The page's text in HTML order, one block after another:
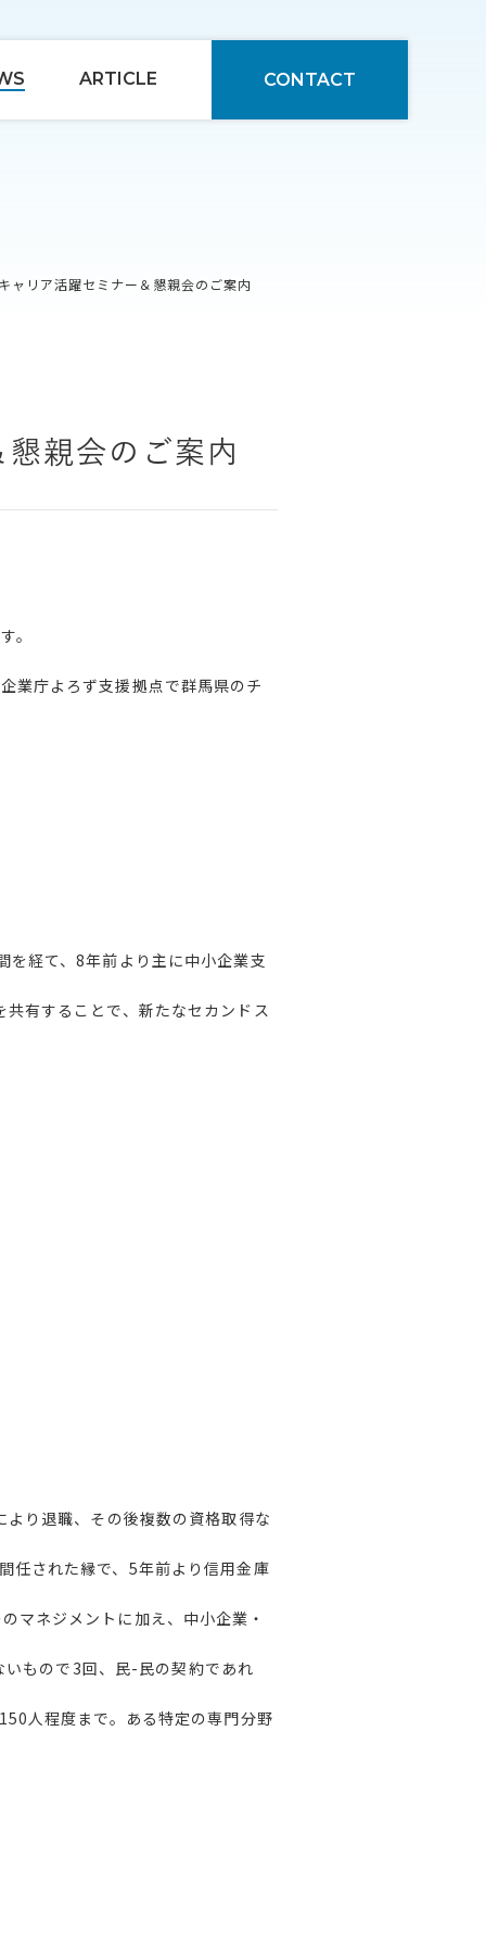
ARTICLE CONTACT
ャリア活躍セミナー＆懇親会のご案内
親会のご案内
。
業庁よろず支援拠点で群馬県のチ
を経て、8年前より主に中小企業支
有することで、新たなセカンドス
り退職、その後複数の資格取得な
任された縁で、5年前より信用金庫
マネジメントに加え、中小企業・
もので3回、民-民の契約であれ
人程度まで。ある特定の専門分野